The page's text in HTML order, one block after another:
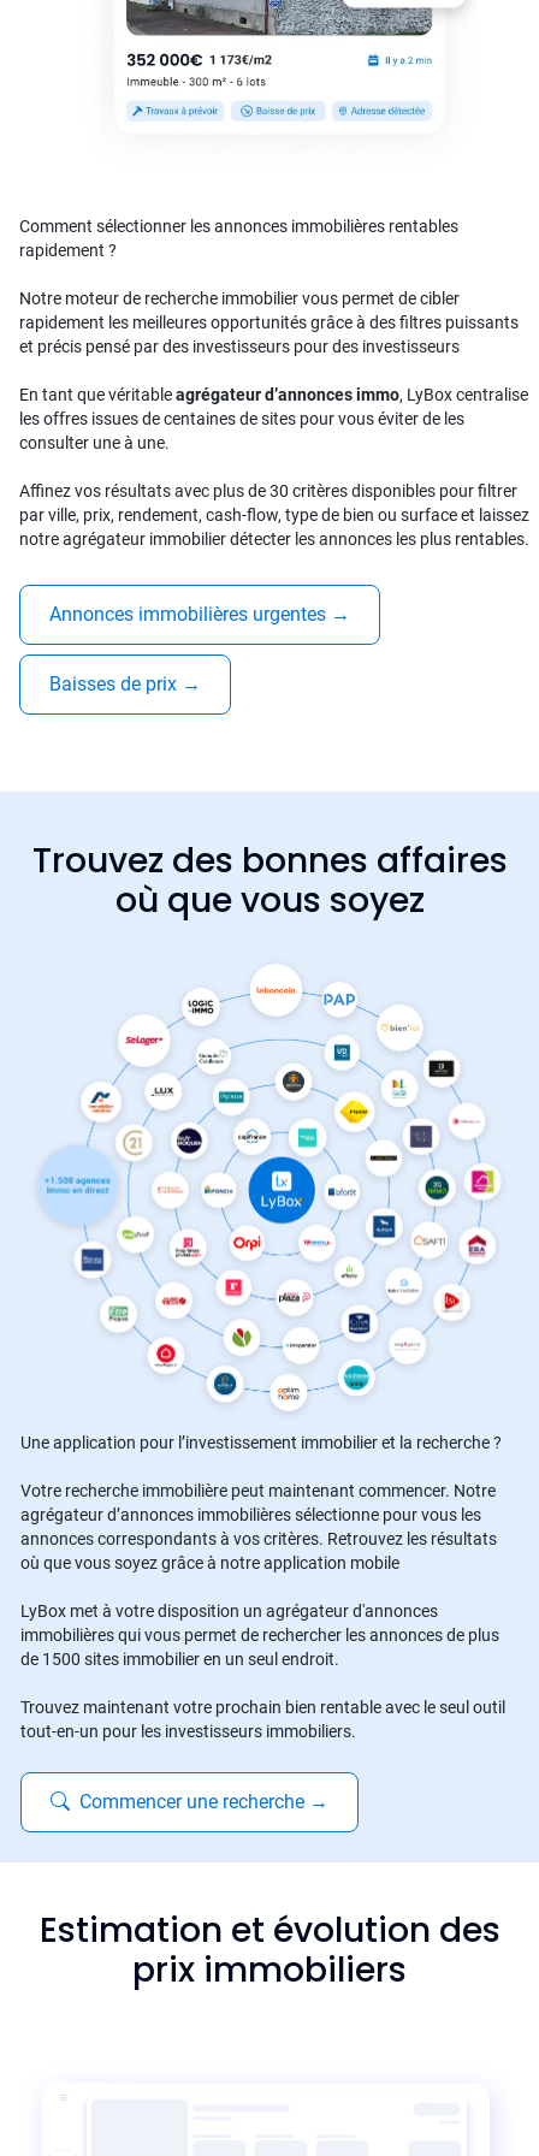
Comment sélectionner les annonces immobilières rentables
rapidement ?
Notre moteur de recherche immobilier vous permet de cibler
rapidement les meilleures opportunités grâce à des filtres puissants
et précis pensé par des investisseurs pour des investisseurs
En tant que véritableagrégateur d’annonces immo, LyBox centralise
les offres issues de centaines de sites pour vous éviter de les
consulter une à une.
Affinez vos résultats avec plus de 30 critères disponibles pour filtrer
par ville, prix, rendement, cash-flow, type de bien ou surface et laissez
notre agrégateur immobilier détecter les annonces les plus rentables.
Annonces immobilières urgentes →
Baisses de prix →
Trouvez des bonnes affaires
où que vous soyez
Une application pour l’investissement immobilier et la recherche ?
Votre recherche immobilière peut maintenant commencer. Notre
agrégateur d’annonces immobilières sélectionne pour vous les
annonces correspondants à vos critères. Retrouvez les résultats
où que vous soyez grâce à notre application mobile
LyBox met à votre disposition un agrégateur d'annonces
immobilières qui vous permet de rechercher les annonces de plus
de 1500 sites immobilier en un seul endroit.
Trouvez maintenant votre prochain bien rentable avec le seul outil
tout-en-un pour les investisseurs immobiliers.
Commencer une recherche →
Estimation et évolution des
prix immobiliers